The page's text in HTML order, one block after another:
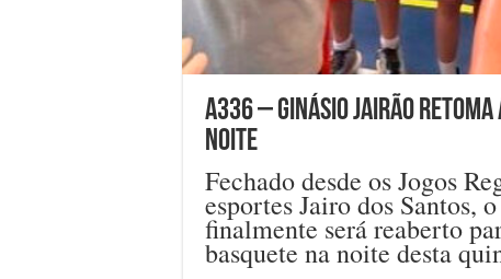
A336 – Ginásio Jairão
noite
Fechado desde os Jogos
esportes Jairo dos Santos,
finalmente será reaberto
basquete na noite desta